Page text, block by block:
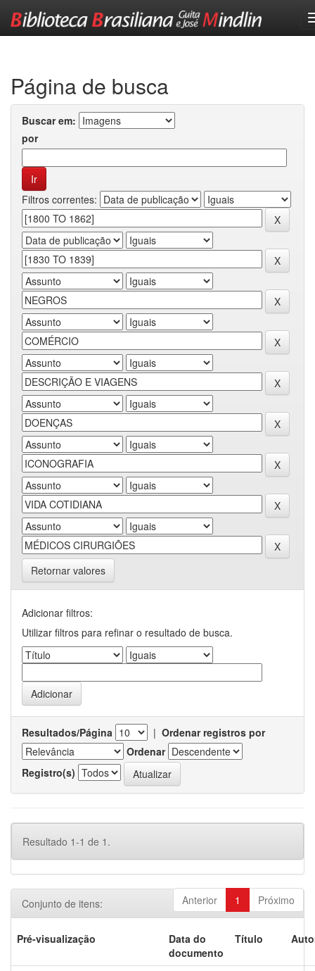
Página de busca
Buscar em:
por
Filtros correntes:
Retornar valores
Adicionar filtros:
Utilizar filtros para refinar o resultado de busca.
Resultados/Página | Ordenar registros por
Ordenar
Registro(s)
Resultado 1-1 de 1.
Anterior 1 Próximo
Conjunto de itens:
Pré-visualização
Data do
documento
Título